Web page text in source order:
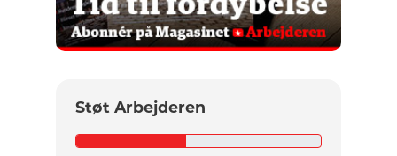
Støt Arbejderen